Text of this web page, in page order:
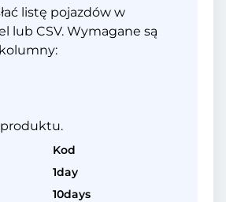
listę pojazdów w
lub CSV. Wymagane są
Kod
1day
10days